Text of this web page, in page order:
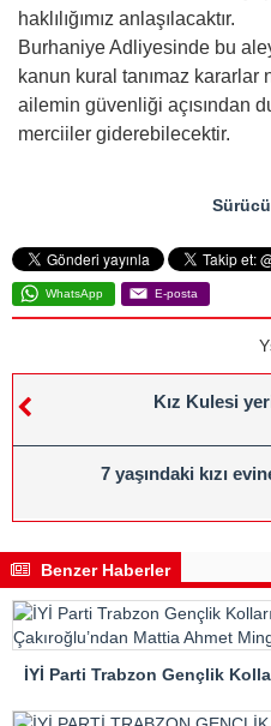
haklılığımız anlaşılacaktır.
Burhaniye Adliyesinde bu
kanun kural tanımaz kararlar
ailemin güvenliği açısından
merciiler giderebilecektir.
WhatsApp E-posta
Kız Kulesi
7 yaşındaki kızı
Benzer Haberler